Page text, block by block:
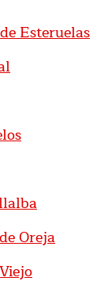
Esteruelas
Oreja